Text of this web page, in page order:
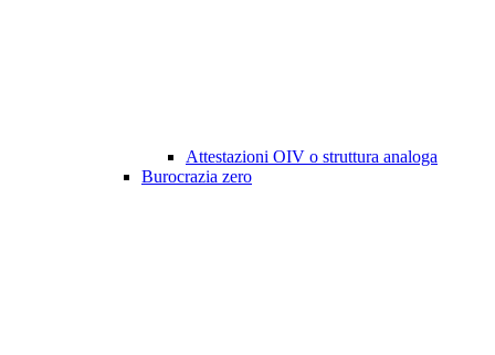
Attestazioni OIV o struttura analoga
Burocrazia zero